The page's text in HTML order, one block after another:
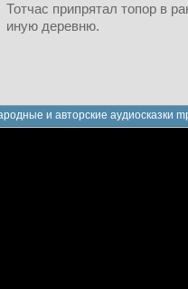
Тотчас припрятал топор в
иную деревню.
и авторские аудиосказки